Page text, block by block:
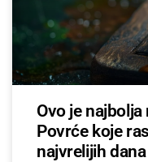
Ovo je
Povrće koje
najvrelijih dana